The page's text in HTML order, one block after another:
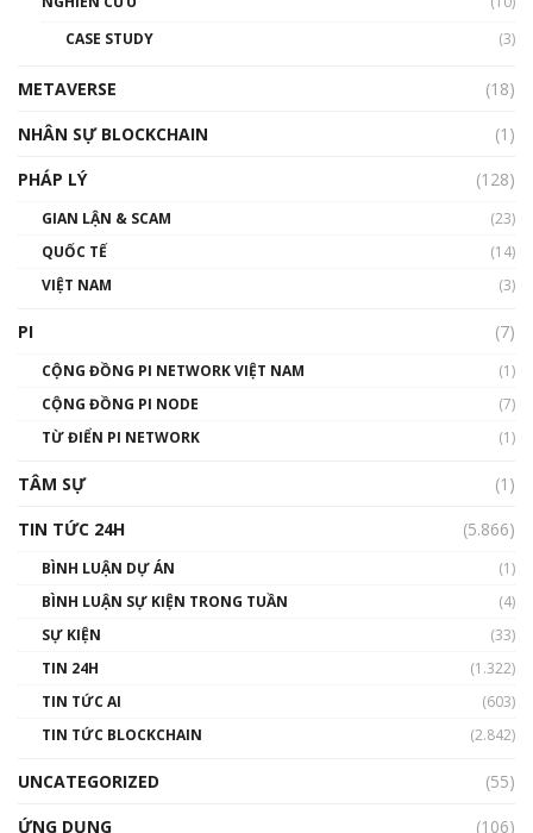
01:32:59
gió ấm
Talkshow 14: MemeCoin – Trò đùa tỷ đô
01:29:26
CASE STUDY
(3)
METAVERSE
(18)
NHÂN SỰ BLOCKCHAIN
(1)
PHÁP LÝ
(128)
GIAN LẬN & SCAM
(23)
QUỐC TẾ
(14)
VIỆT NAM
(3)
PI (7)
CỘNG ĐỒNG PI NETWORK VIỆT NAM
(1)
CỘNG ĐỒNG PI NODE
(7)
TỪ ĐIỂN PI NETWORK
(1)
TÂM SỰ
(1)
TIN TỨC 24H
(5.866)
BÌNH LUẬN DỰ ÁN
(1)
BÌNH LUẬN SỰ KIỆN TRONG TUẦN
(4)
SỰ KIỆN
(33)
TIN 24H
(1.322)
TIN TỨC AI
(603)
TIN TỨC BLOCKCHAIN
(2.842)
UNCATEGORIZED
(55)
ỨNG DỤNG
(106)